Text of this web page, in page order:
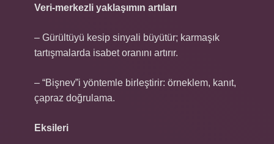
Veri-merkezli yaklaşımın artıları
– Gürültüyü kesip sinyali büyütür; karmaşık
tartışmalarda isabet oranını artırır.
– “Bişnev”i yöntemle birleştirir: örneklem, kanıt,
çapraz doğrulama.
Eksileri